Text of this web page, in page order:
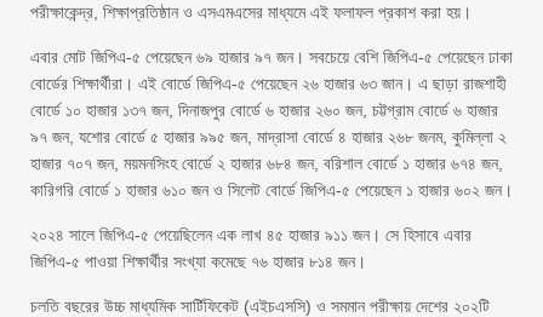
পরীক্ষাকেন্দ্র, শিক্ষাপ্রতিষ্ঠান ও এসএমএসের মাধ্যমে এই ফলাফল প্রকাশ করা হয়।
এবার মোট জিপিএ-৫ পেয়েছেন ৬৯ হাজার ৯৭ জন। সবচেয়ে বেশি জিপিএ-৫ পেয়েছেন ঢাকা
বোর্ডের শিক্ষার্থীরা। এই বোর্ডে জিপিএ-৫ পেয়েছেন ২৬ হাজার ৬৩ জান। এ ছাড়া রাজশাহী
বোর্ডে ১০ হাজার ১৩৭ জন, দিনাজপুর বোর্ডে ৬ হাজার ২৬০ জন, চট্টগ্রাম বোর্ডে ৬ হাজার
৯৭ জন, যশোর বোর্ডে ৫ হাজার ৯৯৫ জন, মাদ্রাসা বোর্ডে ৪ হাজার ২৬৮ জনম, কুমিল্লা ২
হাজার ৭০৭ জন, ময়মনসিংহ বোর্ডে ২ হাজার ৬৮৪ জন, বরিশাল বোর্ডে ১ হাজার ৬৭৪ জন,
কারিগরি বোর্ডে ১ হাজার ৬১০ জন ও সিলেট বোর্ডে জিপিএ-৫ পেয়েছেন ১ হাজার ৬০২ জন।
২০২৪ সালে জিপিএ-৫ পেয়েছিলেন এক লাখ ৪৫ হাজার ৯১১ জন। সে হিসাবে এবার
জিপিএ-৫ পাওয়া শিক্ষার্থীর সংখ্যা কমেছে ৭৬ হাজার ৮১৪ জন।
চলতি বছরের উচ্চ মাধ্যমিক সার্টিফিকেট (এইচএসসি) ও সমমান পরীক্ষায় দেশের ২০২টি